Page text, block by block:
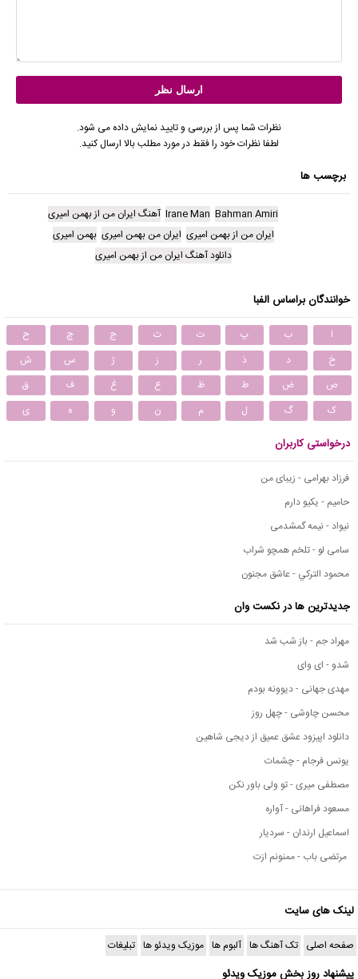
نظرات شما پس از بررسی و تایید نمایش داده می شود.
لطفا نظرات خود را فقط در مورد مطلب بالا ارسال کنید.
برچسب ها
Bahman Amiri
Irane Man آهنگ ایران من از بهمن امیری
ایران من از بهمن امیری ایران من بهمن امیری بهمن امیری
دانلود آهنگ ایران من از بهمن امیری
خوانندگان براساس الفبا
ا ب پ ت ث ج چ
ح
خ
د ذ ر ز ژ س
ش
ص
ض ط ظ ع غ ف
ق
ک
گ ل م ن و ه ی
درخواستی کاربران
فرزاد بهرامی - زیبای من
حامیم - یکیو دارم
نیواد - نیمه گمشدمی
سامی لو - تلخم همچو شراب
محمود التركي - عاشق مجنون
جدیدترین ها در نکست وان
مهراد جم - باز شب شد
شدو - ای وای
مهدی جهانی - دیوونه بودم
محسن چاوشی - چهل روز
دانلود اپیزود عشق عمیق از دیجی شاهین
یونس فرجام - چشمات
مصطفی میری - تو ولی باور نکن
مسعود فراهانی - آواره
اسماعیل ارندان - سردیار
مرتضی باب - ممنونم ازت
لینک های سایت
صفحه اصلی تک آهنگ ها آلبوم ها موزیک ویدئو ها تبلیغات
پیشنهاد روز بخش موزیک ویدئو